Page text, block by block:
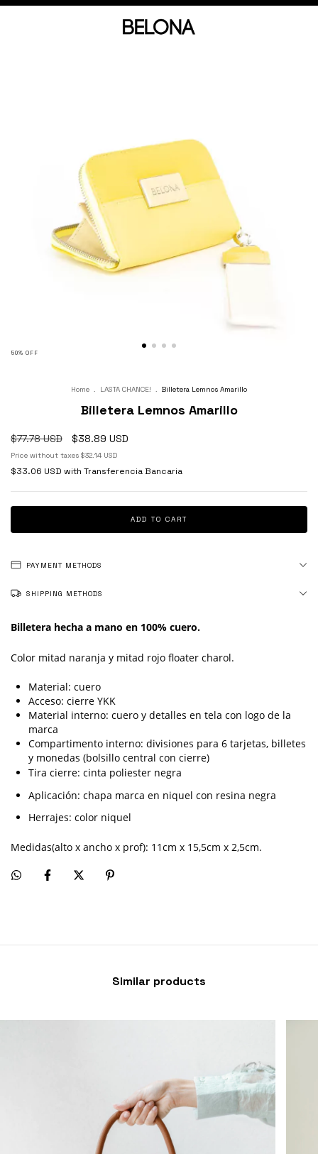
50% OFF
Home . LASTA CHANCE! . Billetera Lemnos Amarillo
Billetera Lemnos Amarillo
$77.78 USD $38.89 USD
Price without taxes $32.14 USD
$33.06 USD with Transferencia Bancaria
PAYMENT METHODS
SHIPPING METHODS
Billetera hecha a mano en 100% cuero.
Color mitad naranja y mitad rojo floater charol.
Material: cuero
Acceso: cierre YKK
Material interno: cuero y detalles en tela con logo de la
marca
Compartimento interno: divisiones para 6 tarjetas, billetes
y monedas (bolsillo central con cierre)
Tira cierre: cinta poliester negra
Aplicación: chapa marca en niquel con resina negra
Herrajes: color niquel
Medidas(alto x ancho x prof): 11cm x 15,5cm x 2,5cm.
Similar products